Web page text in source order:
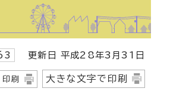
更新日 平成28年3月31日
印刷 大きな文字で印刷